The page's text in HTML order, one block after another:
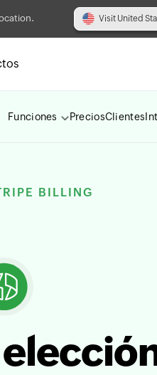
Visit United
Funciones PreciosClientes
BILLING